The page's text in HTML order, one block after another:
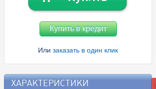
Купить в кредит
Или заказать в один клик
ХАРАКТЕРИСТИКИ